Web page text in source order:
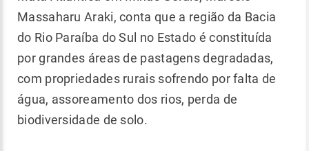
Massaharu Araki, conta que a região da Bacia
do Rio Paraíba do Sul no Estado é constituída
por grandes áreas de pastagens degradadas,
com propriedades rurais sofrendo por falta de
água, assoreamento dos rios, perda de
biodiversidade de solo.